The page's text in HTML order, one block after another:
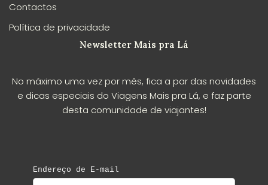
Contactos
Política de privacidade
Newsletter Mais pra Lá
No máximo uma vez por mês, fica a par das novidades
e dicas especiais do Viagens Mais pra Lá, e faz parte
desta comunidade de viajantes!